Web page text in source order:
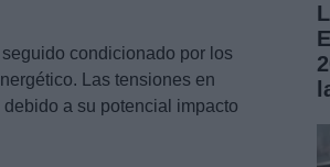
seguido condicionado por los
Las tensiones en
a su potencial impacto